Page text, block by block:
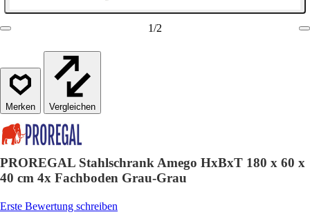
1/2
Vergleichen
PROREGAL Stahlschrank Amego HxBxT 180 x 60 x
40 cm 4x Fachboden Grau-Grau
Erste Bewertung schreiben